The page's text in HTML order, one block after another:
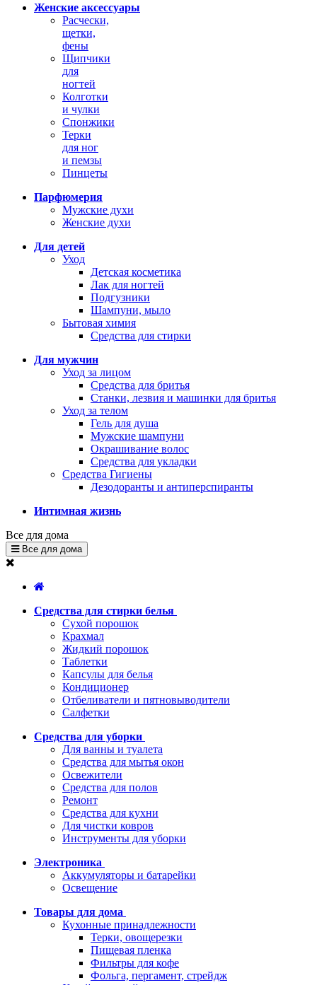
Женские аксессуары
Расчески,
щетки,
фены
Щипчики
для
ногтей
Колготки
и чулки
Спонжики
Терки
для ног
и пемзы
Пинцеты
Парфюмерия
Мужские духи
Женские духи
Для детей
Уход
Детская косметика
Лак для ногтей
Подгузники
Шампуни, мыло
Бытовая химия
Средства для стирки
Для мужчин
Уход за лицом
Средства для бритья
Станки, лезвия и машинки для бритья
Уход за телом
Гель для душа
Мужские шампуни
Окрашивание волос
Средства для укладки
Средства Гигиены
Дезодоранты и антиперспиранты
Интимная жизнь
Все для дома
Все для дома
Средства для стирки белья
Сухой порошок
Крахмал
Жидкий порошок
Таблетки
Капсулы для белья
Кондиционер
Отбеливатели и пятновыводители
Салфетки
Средства для уборки
Для ванны и туалета
Средства для мытья окон
Освежители
Средства для полов
Ремонт
Средства для кухни
Для чистки ковров
Инструменты для уборки
Электроника
Аккумуляторы и батарейки
Освещение
Товары для дома
Кухонные принадлежности
Терки, овощерезки
Пищевая пленка
Фильтры для кофе
Фольга, пергамент, стрейдж